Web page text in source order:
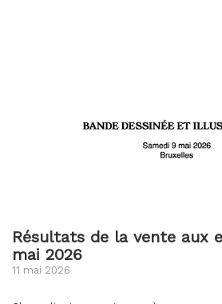
Résultats de la vente aux
mai 2026
11 mai 2026